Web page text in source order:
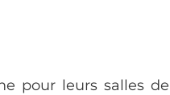
pour leurs salles de